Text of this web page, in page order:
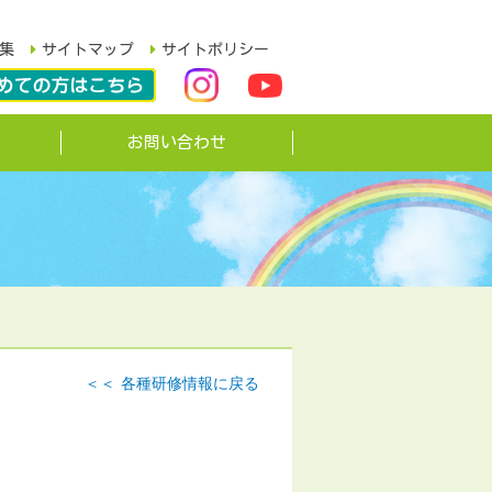
サイトマップ サイトポリシー
お問い合わせ
各種研修情報に戻る